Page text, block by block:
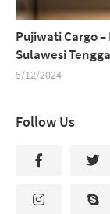
Pujiwati Cargo
Sulawesi
5/12/2024
Follow Us